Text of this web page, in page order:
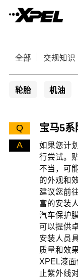
全部 交规知识
轮胎 机油
Q 宝马5系
A
如果您计
行尝试。
不当，可
的外观和
建议您前
富的安装
汽车保护
可以提供
安装人员
质量和效果
XPEL漆
止紫外线